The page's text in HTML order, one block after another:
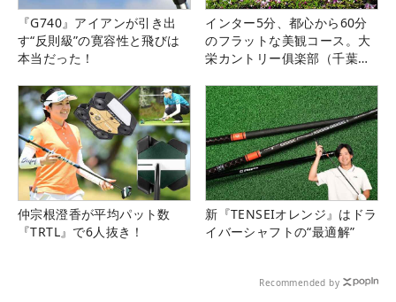
『G740』アイアンが引き出
す“反則級”の寛容性と飛びは
本当だった！
インター5分、都心から60分
のフラットな美観コース。大
栄カントリー俱楽部（千葉
仲宗根澄香が平均パット数
『TRTL』で6人抜き！
新『TENSEIオレンジ』はドラ
イバーシャフトの“最適解”
Recommended by